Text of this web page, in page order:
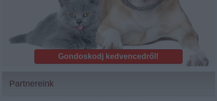
Gondoskodj kedvencedről!
Partnereink